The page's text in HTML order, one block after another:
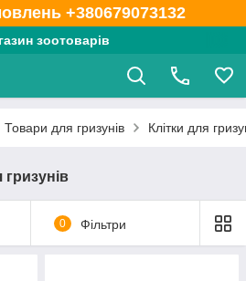
+380679073132
зоотоварів
Товари для гризунів Клітки для
0 Фільтри